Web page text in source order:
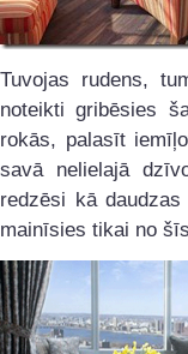
Tuvojas rudens,
noteikti gribēsies
rokās, palasīt
savā nelielajā
redzēsi kā
mainīsies tikai no